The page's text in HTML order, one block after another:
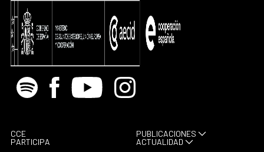
Spotify Facebook
Youtube Instagram
CCE
PARTICIPA
PUBLICACIONES
ACTUALIDAD